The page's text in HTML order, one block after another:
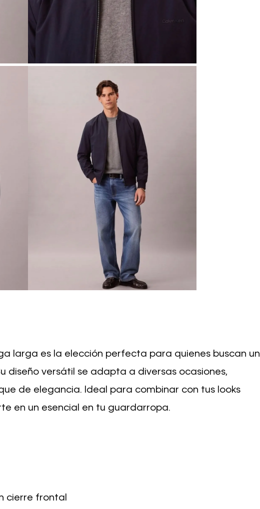
larga es la elección perfecta para quienes buscan un
diseño versátil se adapta a diversas ocasiones,
de elegancia. Ideal para combinar con tus looks
en un esencial en tu guardarropa.
cierre frontal